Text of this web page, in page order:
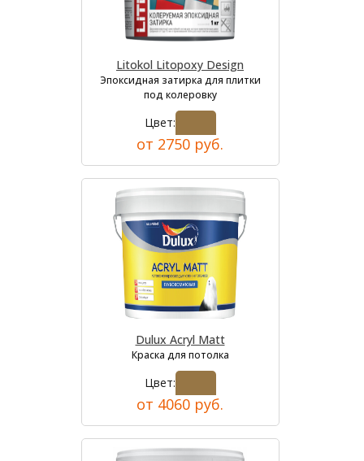
Litokol Litopoxy Design
Эпоксидная затирка для плитки
под колеровку
Цвет:
от 2750 руб.
Dulux Acryl Matt
Краска для потолка
Цвет:
от 4060 руб.